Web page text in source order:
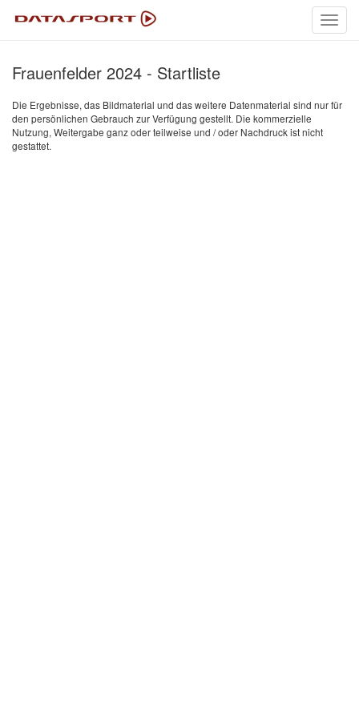
Frauenfelder 2024 - Startliste
Die Ergebnisse, das Bildmaterial und das weitere Datenmaterial sind nur für
den persönlichen Gebrauch zur Verfügung gestellt. Die kommerzielle
Nutzung, Weitergabe ganz oder teilweise und / oder Nachdruck ist nicht
gestattet.